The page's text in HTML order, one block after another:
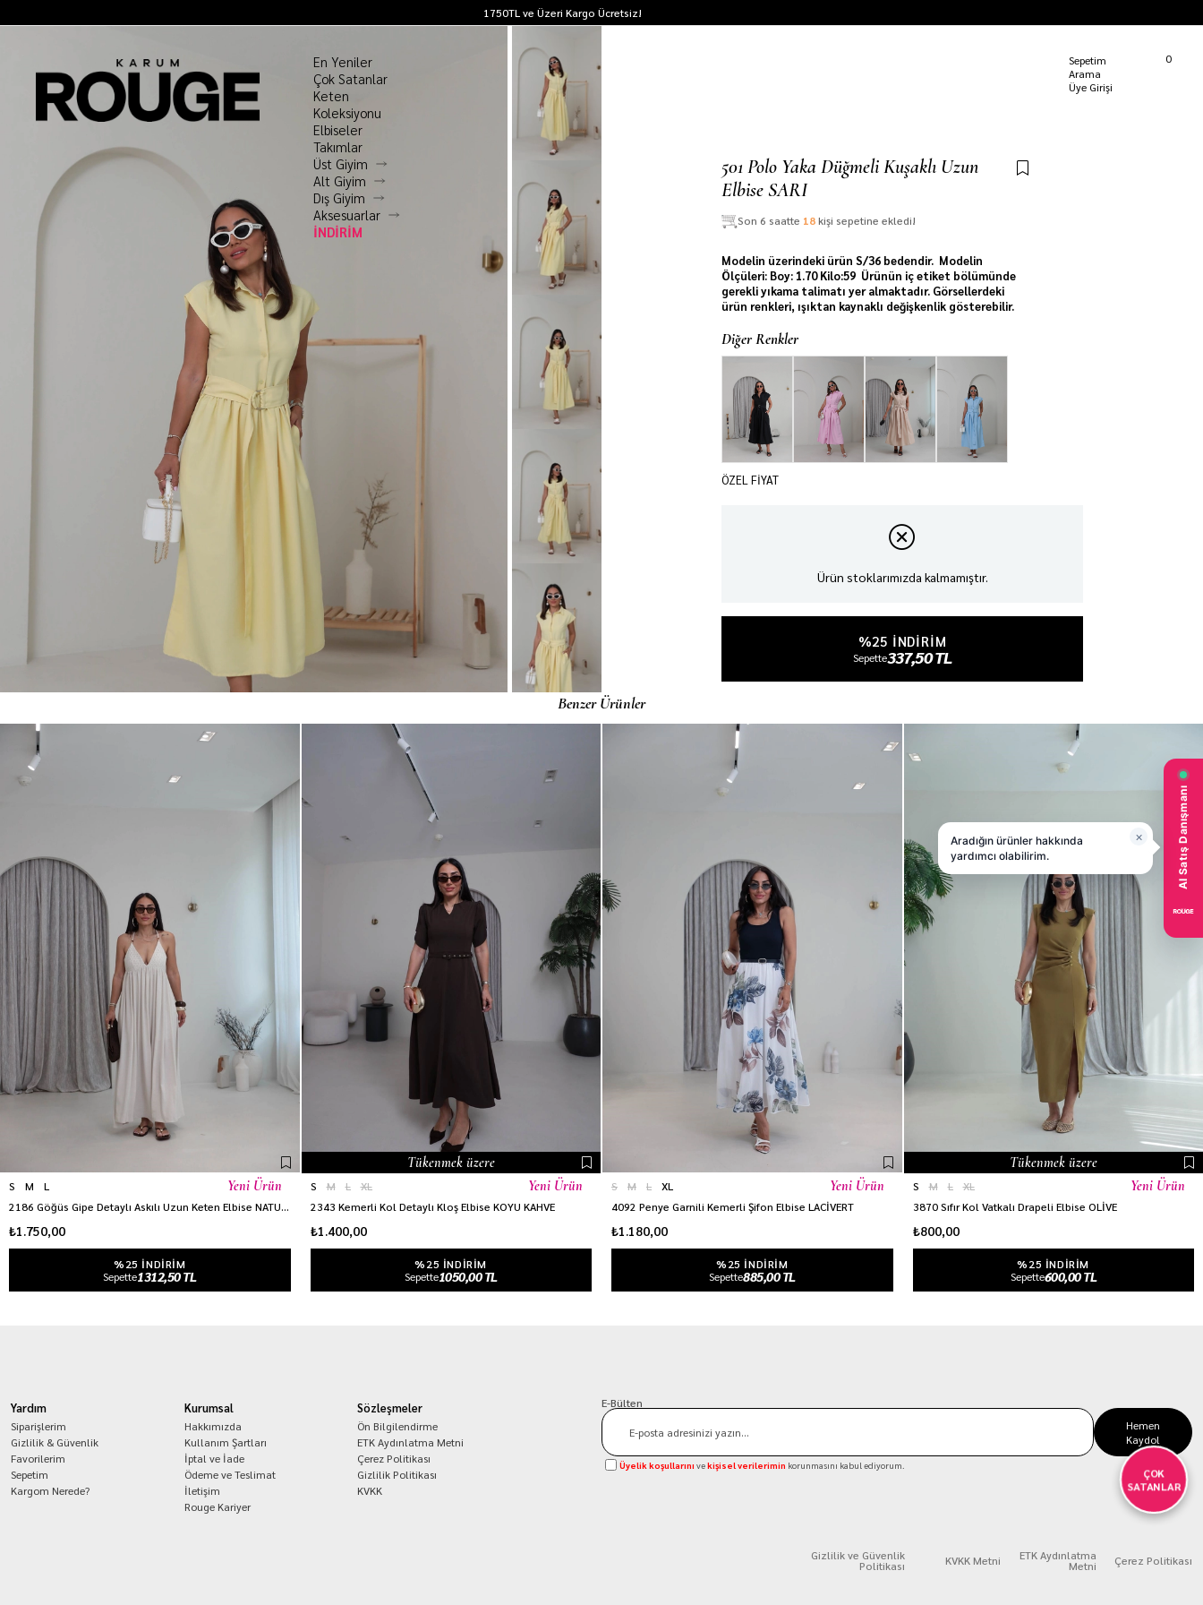
1750TL ve Üzeri Kargo Ücretsiz!
En Yeniler
Çok Satanlar
Keten
Koleksiyonu
Elbiseler
Takımlar
Üst Giyim
Alt Giyim
Dış Giyim
Aksesuarlar
İNDİRİM
Sepetim
0
Üye Girişi
501 Polo Yaka Düğmeli Kuşaklı Uzun
Elbise SARI
Son 6 saatte 18kişi sepetine ekledi!
Modelin üzerindeki ürün S/36 bedendir. Modelin
Ölçüleri: Boy: 1.70 Kilo:59 Ürünün iç etiket bölümünde
gerekli yıkama talimatı yer almaktadır. Görsellerdeki
ürün renkleri, ışıktan kaynaklı değişkenlik gösterebilir.
Diğer Renkler
ÖZEL FİYAT
Ürün stoklarımızda kalmamıştır.
%25 INDIRIM
Sepette337,50 TL
₺450,00
Benzer Ürünler
S M
L
2186 Göğüs Gipe Detaylı Askılı Uzun Keten Elbise NATURAL
₺1.750,00
%25 INDIRIM
Sepette1312,50 TL
Yeni Ürün
Tükenmek üzere
S M L
XL
2343 Kemerli Kol Detaylı Kloş Elbise KOYU KAHVE
₺1.400,00
%25 INDIRIM
Sepette1050,00 TL
Yeni Ürün S M L
XL
4092 Penye Garnili Kemerli Şifon Elbise LACİVERT
₺1.180,00
%25 INDIRIM
Sepette885,00 TL
Yeni Ürün
Tükenmek üzere
S M L
XL
3870 Sıfır Kol Vatkalı Drapeli Elbise OLİVE
₺800,00
%25 INDIRIM
Sepette600,00 TL
Yeni Ürün
Yardım
Siparişlerim
Gizlilik & Güvenlik
Favorilerim
Sepetim
Kargom Nerede?
Kurumsal
Hakkımızda
Kullanım Şartları
İptal ve İade
Ödeme ve Teslimat
İletişim
Rouge Kariyer
Sözleşmeler
Ön Bilgilendirme
ETK Aydınlatma Metni
Çerez Politikası
Gizlilik Politikası
KVKK
E-Bülten
Hemen
Kaydol
Üyelik koşullarını vekişisel verilerimin korunmasını kabul ediyorum.
Gizlilik ve Güvenlik
Politikası KVKK Metni ETK Aydınlatma
Metni Çerez Politikası
ÇOK
SATANLAR